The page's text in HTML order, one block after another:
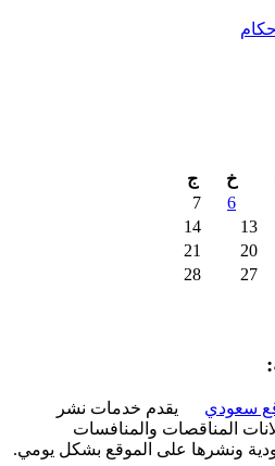
ج
7
يقدم خدمات نشر
المناقصات والمنافسات
على الموقع بشكل يومي.